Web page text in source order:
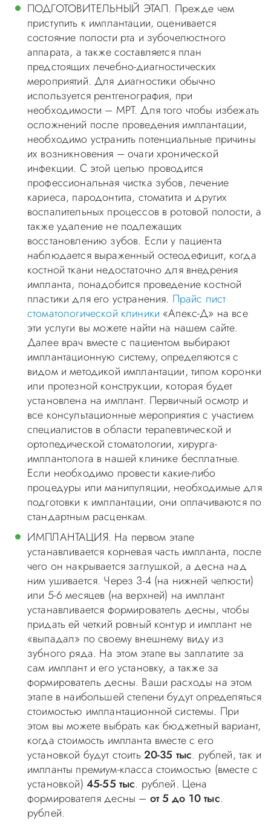
ПОДГОТОВИТЕЛЬНЫЙ ЭТАП. Прежде чем
приступить к имплантации, оценивается
состояние полости рта и зубочелюстного
аппарата, а также составляется план
предстоящих лечебно-диагностических
мероприятий. Для диагностики обычно
используется рентгенография, при
необходимости – МРТ. Для того чтобы избежать
осложнений после проведения имплантации,
необходимо устранить потенциальные причины
их возникновения – очаги хронической
инфекции. С этой целью проводится
профессиональная чистка зубов, лечение
кариеса, пародонтита, стоматита и других
воспалительных процессов в ротовой полости, а
также удаление не подлежащих
восстановлению зубов. Если у пациента
наблюдается выраженный остеодефицит, когда
костной ткани недостаточно для внедрения
импланта, понадобится проведение костной
пластики для его устранения. Прайс лист
стоматологической клиники «Апекс-Д» на все
эти услуги вы можете найти на нашем сайте.
Далее врач вместе с пациентом выбирают
имплантационную систему, определяются с
видом и методикой имплантации, типом коронки
или протезной конструкции, которая будет
установлена на имплант. Первичный осмотр и
все консультационные мероприятия с участием
специалистов в области терапевтической и
ортопедической стоматологии, хирурга-
имплантолога в нашей клинике бесплатные.
Если необходимо провести какие-либо
процедуры или манипуляции, необходимые для
подготовки к имплантации, они оплачиваются по
стандартным расценкам.
ИМПЛАНТАЦИЯ. На первом этапе
устанавливается корневая часть импланта, после
чего он накрывается заглушкой, а десна над
ним ушивается. Через 3-4 (на нижней челюсти)
или 5-6 месяцев (на верхней) на имплант
устанавливается формирователь десны, чтобы
придать ей четкий ровный контур и имплант не
«выпадал» по своему внешнему виду из
зубного ряда. На этом этапе вы заплатите за
сам имплант и его установку, а также за
формирователь десны. Ваши расходы на этом
этапе в наибольшей степени будут определяться
стоимостью имплантационной системы. При
этом вы можете выбрать как бюджетный вариант,
когда стоимость импланта вместе с его
установкой будут стоить20-35 тыс. рублей, так и
импланты премиум-класса стоимостью (вместе с
установкой) 45-55 тыс. рублей. Цена
формирователя десны – от 5 до 10 тыс.
рублей.